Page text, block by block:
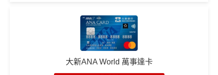
，加基本1%回贈：HK$30
➜迎新優惠之現金回贈將於指定簽賬期完結後4個月內以
大新信用卡免找數簽賬額的形式直接存入合資格客戶的合
資格信用卡戶口，並顯示於月結單上。
(里先生額外迎新已於2026年2月28日完結)
大新ANA World 萬事達卡